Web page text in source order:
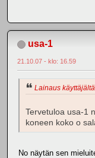
usa-1
21.10.07 - klo: 16.59
Lainaus
Tervetuloa usa-1
koneen koko o
No näytän sen